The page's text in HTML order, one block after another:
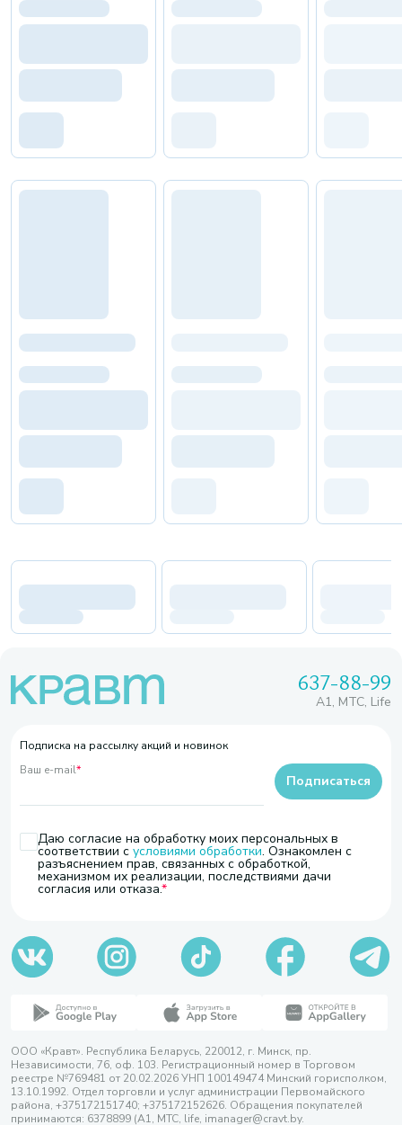
637-88-99
A1, МТС, Life
Подписка на рассылку акций и новинок
Ваш e-mail*
Даю согласие на обработку моих персональных в
соответствии с условиями обработки. Ознакомлен с
разъяснением прав, связанных с обработкой,
механизмом их реализации, последствиями дачи
согласия или отказа.
Подписаться
ООО «Кравт». Республика Беларусь, 220012, г. Минск, пр.
Независимости, 76, оф. 103. Регистрационный номер в Торговом
реестре №769481 от 20.02.2026 УНП 100149474 Минский горисполком,
13.10.1992. Отдел торговли и услуг администрации Первомайского
района, +375172151740; +375172152626. Обращения покупателей
принимаются: 6378899 (А1, МТС, life, imanager@cravt.by.